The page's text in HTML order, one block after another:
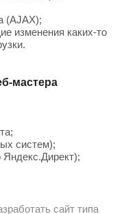
с помощью
(AJAX);
изменения каких-то
систем);